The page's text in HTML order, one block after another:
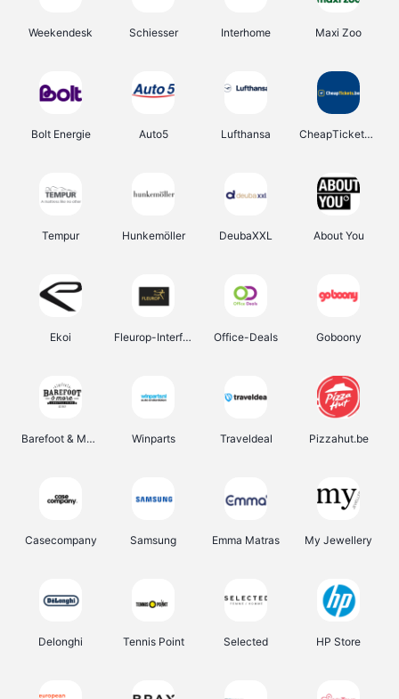
Weekendesk Schiesser Interhome Maxi Zoo
Bolt Energie Auto5 Lufthansa CheapTickets.be
Tempur Hunkemöller DeubaXXL About You
Ekoi Fleurop-Interflora Office-Deals Goboony
Barefoot & More Winparts Traveldeal Pizzahut.be
Casecompany Samsung Emma Matras My Jewellery
Delonghi Tennis Point Selected HP Store